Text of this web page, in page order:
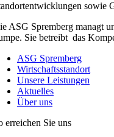
sowie
ASG Spremberg managt
Sie betreibt das
ASG Spremberg
Wirtschaftsstandort
Unsere Leistungen
Aktuelles
Über uns
erreichen Sie uns